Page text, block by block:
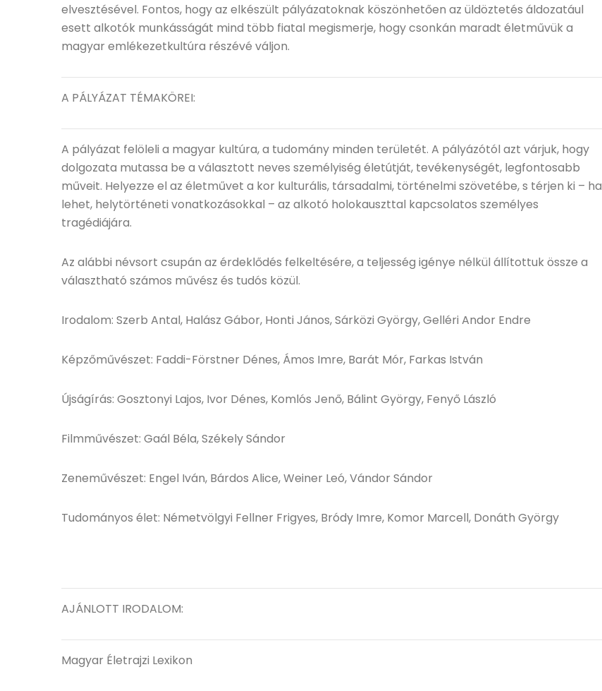
elvesztésével. Fontos, hogy az elkészült pályázatoknak köszönhetően az üldöztetés áldozatául
esett alkotók munkásságát mind több fiatal megismerje, hogy csonkán maradt életművük a
magyar emlékezetkultúra részévé váljon.
A PÁLYÁZAT TÉMAKÖREI:
A pályázat felöleli a magyar kultúra, a tudomány minden területét. A pályázótól azt várjuk, hogy
dolgozata mutassa be a választott neves személyiség életútját, tevékenységét, legfontosabb
műveit. Helyezze el az életművet a kor kulturális, társadalmi, történelmi szövetébe, s térjen ki – ha
lehet, helytörténeti vonatkozásokkal – az alkotó holokauszttal kapcsolatos személyes
tragédiájára.
Az alábbi névsort csupán az érdeklődés felkeltésére, a teljesség igénye nélkül állítottuk össze a
választható számos művész és tudós közül.
Irodalom: Szerb Antal, Halász Gábor, Honti János, Sárközi György, Gelléri Andor Endre
Képzőművészet: Faddi-Förstner Dénes, Ámos Imre, Barát Mór, Farkas István
Újságírás: Gosztonyi Lajos, Ivor Dénes, Komlós Jenő, Bálint György, Fenyő László
Filmművészet: Gaál Béla, Székely Sándor
Zeneművészet: Engel Iván, Bárdos Alice, Weiner Leó, Vándor Sándor
Tudományos élet: Németvölgyi Fellner Frigyes, Bródy Imre, Komor Marcell, Donáth György
AJÁNLOTT IRODALOM:
Magyar Életrajzi Lexikon